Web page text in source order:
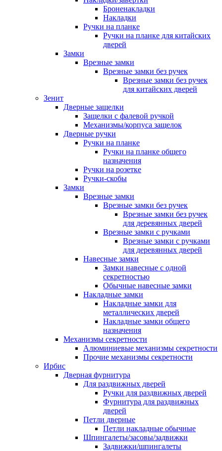
Броненакладки
Накладки
Ручки на планке
Ручки на планке для китайских
дверей
Замки
Врезные замки
Врезные замки без ручек
Врезные замки без ручек
для китайских дверей
Зенит
Дверные защелки
Защелки с фалевой ручкой
Механизмы/корпуса защелок
Дверные ручки
Ручки на планке
Ручки на планке общего
назначения
Ручки на розетке
Ручки-скобы
Замки
Врезные замки
Врезные замки без ручек
Врезные замки без ручек
для деревянных дверей
Врезные замки с ручками
Врезные замки с ручками
для деревянных дверей
Навесные замки
Замки навесные с одной
секретностью
Обычные навесные замки
Накладные замки
Накладные замки для
металлических дверей
Накладные замки общего
назначения
Механизмы секретности
Алюминиевые механизмы секретности
Прочие механизмы секретности
Ирбис
Дверная фурнитура
Для раздвижных дверей
Ручки для раздвижных дверей
Фурнитура для раздвижных
дверей
Петли дверные
Петли накладные обычные
Шпингалеты/засовы/задвижки
Задвижки/шпингалеты